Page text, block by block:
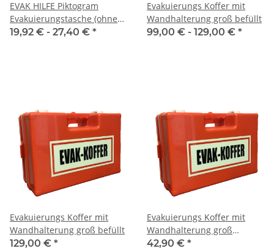
EVAK HILFE Piktogram
Evakuierungstasche (ohne
Inhalt)
19,92 € - 27,40 € *
Evakuierungs Koffer mit
Wandhalterung groß befüllt
99,00 € - 129,00 € *
Evakuierungs Koffer mit
Wandhalterung groß befüllt
129,00 € *
Evakuierungs Koffer mit
Wandhalterung groß
unbefüllt
42,90 € *